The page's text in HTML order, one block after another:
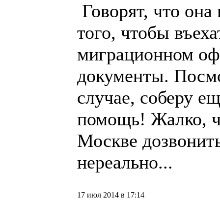
Говорят, что
того, чтобы
миграционном
документы.
случае, соберу
помощь! Жалко,
Москве
нереально...
17 июл 2014 в 17:14